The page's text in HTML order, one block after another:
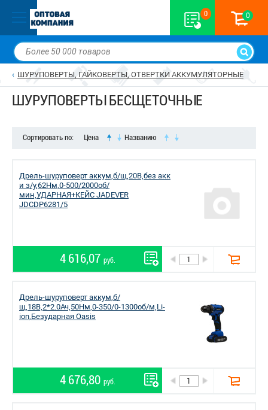
0 0
ШУРУПОВЕРТЫ, ГАЙКОВЕРТЫ, ОТВЕРТКИ АККУМУЛЯТОРНЫЕ
ШУРУПОВЕРТЫ БЕСЩЕТОЧНЫЕ
Сортировать по: Цена Названию
Дрель-шуруповерт аккум,б/щ,20В,без акк
и з/у,62Нм,0-500/2000об/
мин,УДАРНАЯ+КЕЙС JADEVER
JDCDP6281/5
4 616,07 руб.
Дрель-шуруповерт аккум,б/
щ,18В,2*2.0Ач,50Нм,0-350/0-1300об/м,Li-
ion,Безударная Oasis
4 676,80 руб.